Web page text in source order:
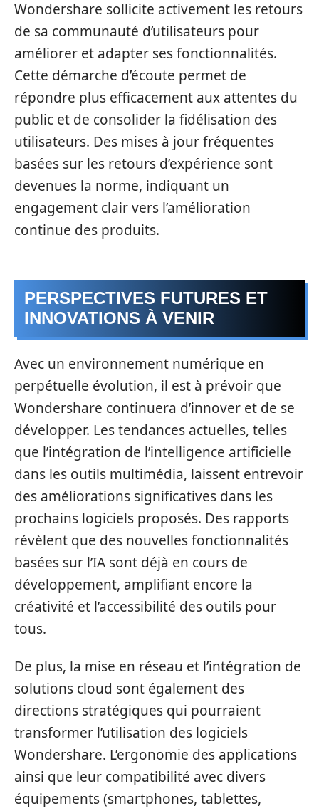
Wondershare sollicite activement les retours
de sa communauté d’utilisateurs pour
améliorer et adapter ses fonctionnalités.
Cette démarche d’écoute permet de
répondre plus efficacement aux attentes du
public et de consolider la fidélisation des
utilisateurs. Des mises à jour fréquentes
basées sur les retours d’expérience sont
devenues la norme, indiquant un
engagement clair vers l’amélioration
continue des produits.
PERSPECTIVES FUTURES ET
INNOVATIONS À VENIR
Avec un environnement numérique en
perpétuelle évolution, il est à prévoir que
Wondershare continuera d’innover et de se
développer. Les tendances actuelles, telles
que l’intégration de l’intelligence artificielle
dans les outils multimédia, laissent entrevoir
des améliorations significatives dans les
prochains logiciels proposés. Des rapports
révèlent que des nouvelles fonctionnalités
basées sur l’IA sont déjà en cours de
développement, amplifiant encore la
créativité et l’accessibilité des outils pour
tous.
De plus, la mise en réseau et l’intégration de
solutions cloud sont également des
directions stratégiques qui pourraient
transformer l’utilisation des logiciels
Wondershare. L’ergonomie des applications
ainsi que leur compatibilité avec divers
équipements (smartphones, tablettes,